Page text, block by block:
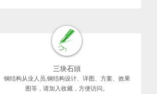
三块石頭
钢结构从业人员,钢结构设计、详图、方案、效果
图等，请加入收藏，方便访问。